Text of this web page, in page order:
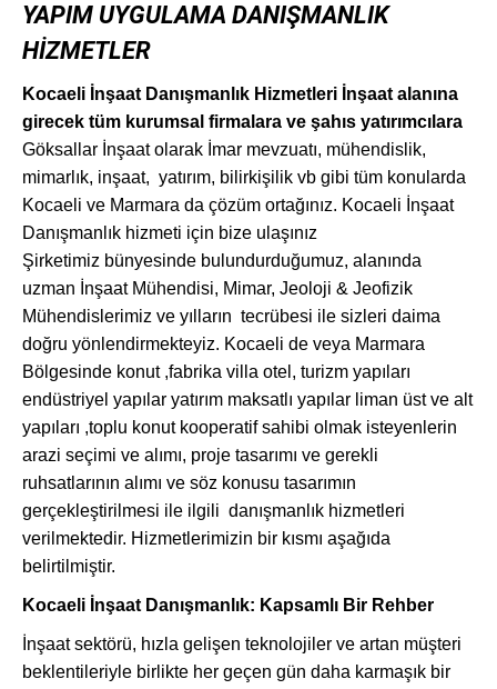
YAPIM UYGULAMA DANIŞMANLIK
HİZMETLER
Kocaeli İnşaat Danışmanlık Hizmetleri İnşaat alanına
girecek tüm kurumsal firmalara ve şahıs yatırımcılara
Göksallar İnşaat olarak İmar mevzuatı, mühendislik,
mimarlık, inşaat, yatırım, bilirkişilik vb gibi tüm konularda
Kocaeli ve Marmara da çözüm ortağınız. Kocaeli İnşaat
Danışmanlık hizmeti için bize ulaşınız
Şirketimiz bünyesinde bulundurduğumuz, alanında
uzman İnşaat Mühendisi, Mimar, Jeoloji & Jeofizik
Mühendislerimiz ve yılların tecrübesi ile sizleri daima
doğru yönlendirmekteyiz. Kocaeli de veya Marmara
Bölgesinde konut ,fabrika villa otel, turizm yapıları
endüstriyel yapılar yatırım maksatlı yapılar liman üst ve alt
yapıları ,toplu konut kooperatif sahibi olmak isteyenlerin
arazi seçimi ve alımı, proje tasarımı ve gerekli
ruhsatlarının alımı ve söz konusu tasarımın
gerçekleştirilmesi ile ilgili danışmanlık hizmetleri
verilmektedir. Hizmetlerimizin bir kısmı aşağıda
belirtilmiştir.
Kocaeli İnşaat Danışmanlık: Kapsamlı Bir Rehber
İnşaat sektörü, hızla gelişen teknolojiler ve artan müşteri
beklentileriyle birlikte her geçen gün daha karmaşık bir